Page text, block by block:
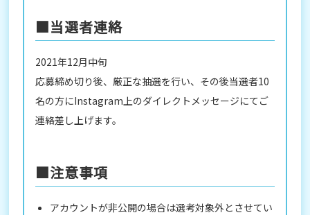
■当選者連絡
2021年12月中旬
応募締め切り後、厳正な抽選を行い、その後当選者10
名の方にInstagram上のダイレクトメッセージにてご
連絡差し上げます。
■注意事項
アカウントが非公開の場合は選考対象外とさせてい